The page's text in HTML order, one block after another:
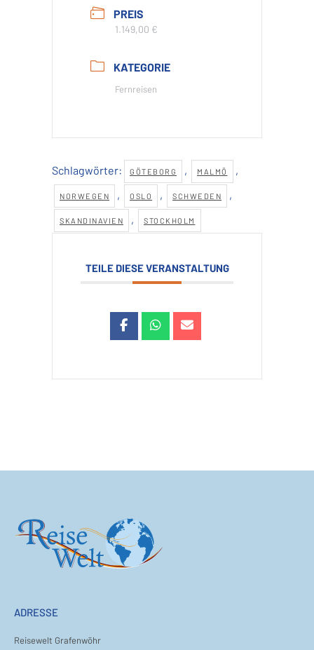
PREIS
1.149,00 €
KATEGORIE
Fernreisen
Schlagwörter: GÖTEBORG , MALMÖ ,
NORWEGEN , OSLO , SCHWEDEN ,
SKANDINAVIEN , STOCKHOLM
TEILE DIESE VERANSTALTUNG
ADRESSE
Reisewelt Grafenwöhr